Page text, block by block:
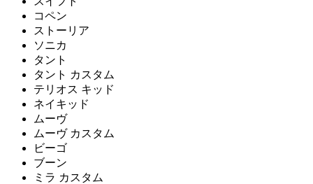
コペン
ストーリア
ソニカ
タント
タント カスタム
テリオス キッド
ネイキッド
ムーヴ
ムーヴ カスタム
ビーゴ
ブーン
ミラ カスタム